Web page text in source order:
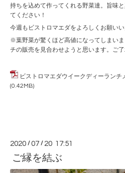
持ちを込めて作ってくれる野菜達。旨味
てください！
今週もビストロマエダをよろしくお願いい
※葉野菜が驚くほど高値になってしまい
チの販売を見合わせようと思います。ご了
ビストロマエダウイークディーラン
(0.42MB)
2020 /07 / 20 17:51
ご縁を結ぶ